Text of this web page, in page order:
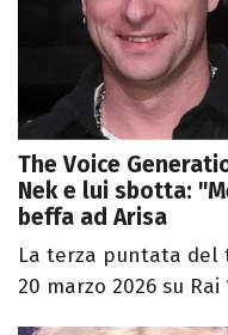
The Voice
Nek e lui sbotta:
beffa ad Arisa
La terza puntata del
20 marzo 2026 su Rai